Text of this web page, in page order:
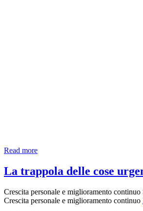
Read more12
avere
ENERGIA
e
La trappola delle cose
Crescita personale e miglioramento continuo
Crescita personale e miglioramento continuo